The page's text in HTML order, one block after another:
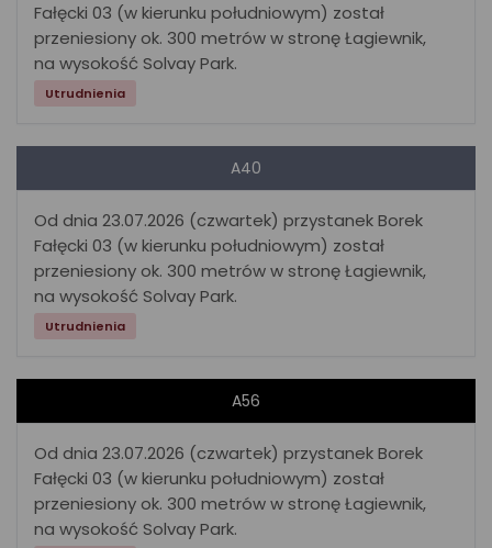
Fałęcki 03 (w kierunku południowym) został
przeniesiony ok. 300 metrów w stronę Łagiewnik,
na wysokość Solvay Park.
Utrudnienia
A40
Od dnia 23.07.2026 (czwartek) przystanek Borek
Fałęcki 03 (w kierunku południowym) został
przeniesiony ok. 300 metrów w stronę Łagiewnik,
na wysokość Solvay Park.
Utrudnienia
A56
Od dnia 23.07.2026 (czwartek) przystanek Borek
Fałęcki 03 (w kierunku południowym) został
przeniesiony ok. 300 metrów w stronę Łagiewnik,
na wysokość Solvay Park.